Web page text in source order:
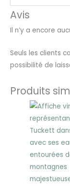
Avis
Il n’y a encore
Seuls les clients
possibilité de
Produits